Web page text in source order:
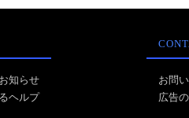
知らせ
ヘルプ
お問
広告